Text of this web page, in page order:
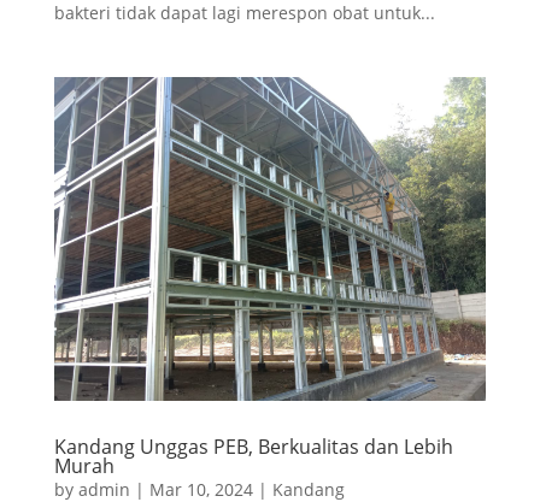
bakteri tidak dapat lagi merespon obat untuk...
Kandang Unggas PEB, Berkualitas dan Lebih
Murah
by admin | Mar 10, 2024| Kandang